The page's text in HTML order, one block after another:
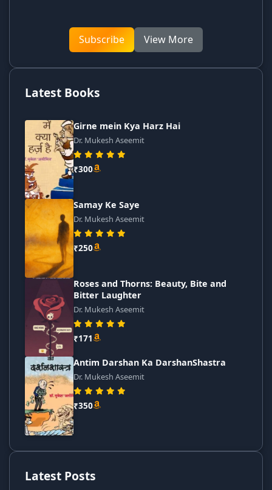
Subscribe View More
Latest Books
Girne mein Kya Harz Hai
Dr. Mukesh Aseemit
₹300
Samay Ke Saye
Dr. Mukesh Aseemit
₹250
Roses and Thorns: Beauty, Bite and
Bitter Laughter
Dr. Mukesh Aseemit
₹171
Antim Darshan Ka DarshanShastra
Dr. Mukesh Aseemit
₹350
Latest Posts